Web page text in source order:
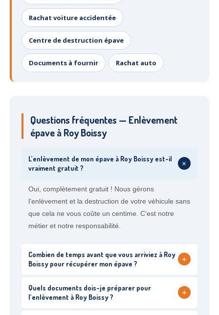
Rachat voiture accidentée
Centre de destruction épave
Documents à fournir Rachat auto
Questions fréquentes — Enlèvement
épave à Roy Boissy
L’enlèvement de mon épave à Roy Boissy est-il
vraiment gratuit ?
+
Oui, complètement gratuit ! Nous gérons
l’enlèvement et la destruction de votre véhicule sans
que cela ne vous coûte un centime. C’est notre
métier et notre responsabilité.
Combien de temps avant que vous arriviez à Roy
Boissy pour récupérer mon épave ?
+
Quels documents dois-je préparer pour
l’enlèvement à Roy Boissy ?
+